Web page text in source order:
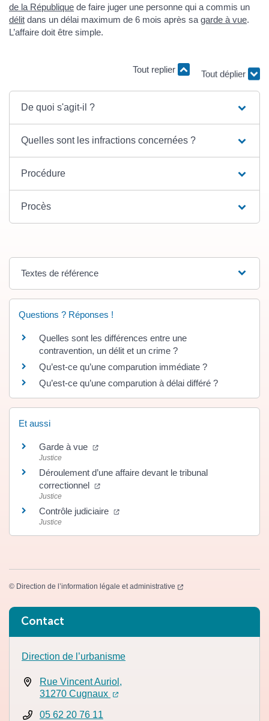
de la République de faire juger une personne qui a commis un
délit dans un délai maximum de 6 mois après sa garde à vue.
L’affaire doit être simple.
Tout replier
Tout déplier
De quoi s'agit-il ?
Quelles sont les infractions concernées ?
Procédure
Procès
Textes de référence
Questions ? Réponses !
Quelles sont les différences entre une
contravention, un délit et un crime ?
Qu’est-ce qu’une comparution immédiate ?
Qu’est-ce qu’une comparution à délai différé ?
Et aussi
Garde à vue (ouverture dans un nouvel onglet)
Justice
Déroulement d’une affaire devant le tribunal
correctionnel
(ouverture dans un nouvel onglet)
Justice
Contrôle judiciaire (ouverture dans un nouvel onglet)
Justice
© Direction de l’information légale et administrative (ouverture dans un
Informations complémentaires
Contact
Direction de l’urbanisme
Rue Vincent Auriol,
31270 Cugnaux (ouverture dans un nouvel onglet)
(ouverture dans un nouvel onglet)
05 62 20 76 11